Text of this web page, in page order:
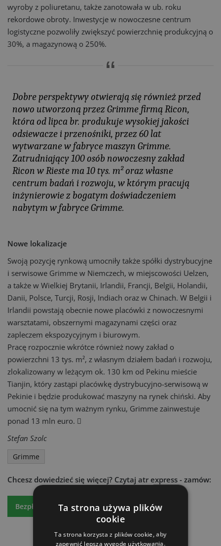
wyroby z poliuretanu, także zanotowała w ub. roku
rekordowe obroty. Inwestycje w nowoczesne centrum
logistyczne pozwoliły zwiększyć powierzchnię produkcyjną o
30%, a magazynową o 250%.
Dobre perspektywy otwierają się również przed
nowo utworzoną przez Grimme firmą Ricon,
która od lipca br. produkuje wysokiej jakości
odsiewacze i przenośniki, przez 60 lat
wytwarzane w fabryce maszyn Grimme.
Zatrudniający 100 osób nowoczesny zakład
Ricon w Rieste ma 10 tys. m² oraz własne
centrum badań i rozwoju, w którym pracują
inżynierowie z bogatym doświadczeniem
nabytym w fabryce Grimme.
Nowe lokalizacje
Swoją pozycję rynkową umocniły także spółki dystrybucyjne
i serwisowe Grimme w Niemczech, w miejscowości Uelzen,
a także w Wielkiej Brytanii, Irlandii, Francji, Belgii, Holandii,
Danii, Polsce, Turcji, Rosji, Indiach oraz w Chinach. W Belgii i
Irlandii powstają obecnie nowe placówki z nowoczesnymi
warsztatami, obszernymi magazynami części oraz
zapleczem ekspozycyjnym i biurowym.
Pracę rozpocznie wkrótce również nowy zakład o
powierzchni 13 tys. m², z własnym działem badań i rozwoju,
zlokalizowany w leżącym ok. 130 km od Pekinu mieście
Tianjin, który zastąpi placówkę dystrybucyjno-serwisową w
Pekinie i będzie produkować maszyny na rynek chiński. Aby
umocnić się na tym ważnym rynku, Grimme zainwestuje
ponad 13 mln euro. 
Stefan Szolc
Grimme
Chcesz dowiedzieć się więcej? Czytaj atr express - zamów:
Bezpłatny egzemplarz Prenumeratę
Ta strona używa plików
cookie
Ta strona korzysta z plików cookie, aby
zapewnić lepszą wygodę użytkowania.